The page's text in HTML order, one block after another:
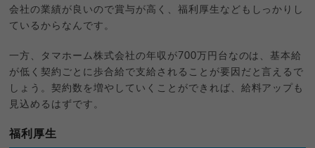
会社の業績が良いので賞与が高く、福利厚生などもしっかりし
ているからなんです。
一方、タマホーム株式会社の年収が700万円台なのは、基本給
が低く契約ごとに歩合給で支給されることが要因だと言えるで
しょう。契約数を増やしていくことができれば、給料アップも
見込めるはずです。
福利厚生